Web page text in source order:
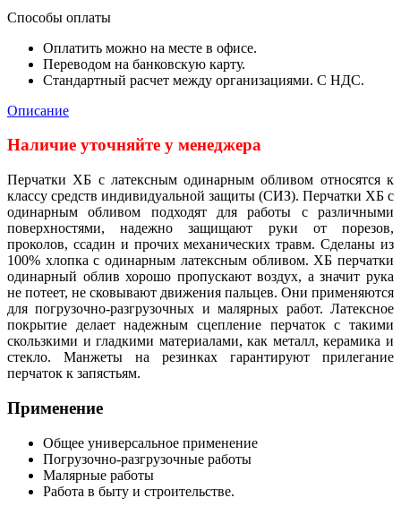
Способы оплаты
Оплатить можно на месте в офисе.
Переводом на банковскую карту.
Стандартный расчет между организациями. С НДС.
Описание
Наличие уточняйте у менеджера
Перчатки ХБ с латексным одинарным обливом относятся к
классу средств индивидуальной защиты (СИЗ). Перчатки ХБ с
одинарным обливом подходят для работы с различными
поверхностями, надежно защищают руки от порезов,
проколов, ссадин и прочих механических травм. Сделаны из
100% хлопка с одинарным латексным обливом. ХБ перчатки
одинарный облив хорошо пропускают воздух, а значит рука
не потеет, не сковывают движения пальцев. Они применяются
для погрузочно-разгрузочных и малярных работ. Латексное
покрытие делает надежным сцепление перчаток с такими
скользкими и гладкими материалами, как металл, керамика и
стекло. Манжеты на резинках гарантируют прилегание
перчаток к запястьям.
Применение
Общее универсальное применение
Погрузочно-разгрузочные работы
Малярные работы
Работа в быту и строительстве.